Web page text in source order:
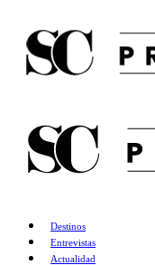
Destinos
Entrevistas
Actualidad